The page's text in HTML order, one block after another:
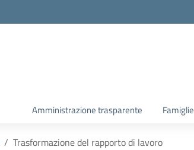
Amministrazione trasparente Famiglie
Trasformazione del rapporto di lavoro